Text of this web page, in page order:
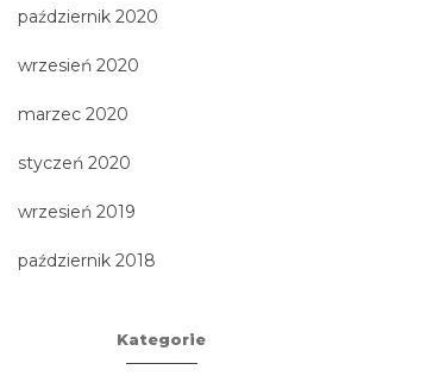
Brak zajawki, ponieważ wpis jest
październik 2020
wrzesień 2020
marzec 2020
styczeń 2020
wrzesień 2019
październik 2018
Kategorie